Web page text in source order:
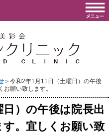
＞令和2年1月11日（土曜日）の午後
願い致します。
）の午後は院長出
。宜しくお願い致